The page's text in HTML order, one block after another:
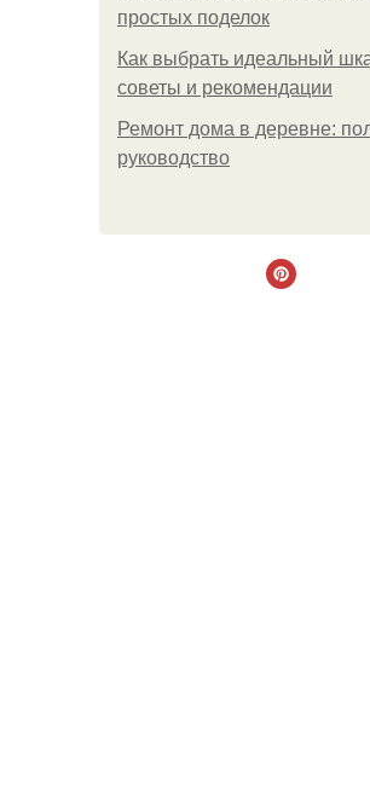
простых поделок
Как выбрать идеальный
советы и рекомендации
Ремонт дома в деревне:
руководство